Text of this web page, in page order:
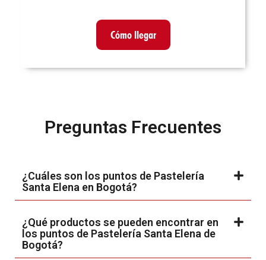
Cómo llegar
Preguntas Frecuentes
¿Cuáles son los puntos de Pastelería
Santa Elena en Bogotá?
¿Qué productos se pueden encontrar en
los puntos de Pastelería Santa Elena de
Bogotá?